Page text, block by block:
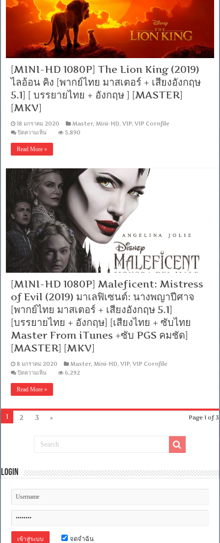
โลก
[พากย์
ไทย
มาสเตอร์
+
เสียง
DTS]
[บรรยาย
ไทย
+
+
ซับ
ไทย
Master
+ซับ
PGS
คม
ชัด]
[MKV]
[MINI-HD 1080P] The Lion King (2019)
ไลอ้อน คิง [พากย์ไทย มาสเตอร์ + เสียงอังกฤษ
5.1] [ บรรยายไทย + อังกฤษ ] [MASTER]
[MKV]
18 มกราคม 2020 Master,Mini-HD,VIP,VIP Cornfile
ปิดความเห็นบน
1080P]
Lion
King
(2019)
ไล
อ้อน
คิง
[พากย์
ไทย
มาสเตอร์
เสียง
อังกฤษ
5.1]
[
บรรยาย
ไทย
+
]
[MASTER]
[MKV]
5,890
Read More »
[MINI-HD 1080P] Maleficent: Mistress
of Evil (2019) มาเลฟิเซนต์: นางพญาปีศาจ
[พากย์ไทย มาสเตอร์ + เสียงอังกฤษ 5.1]
[บรรยายไทย + อังกฤษ] [เสียงไทย + ซับไทย
Master From iTunes +ซับ PGS คมชัด]
[MASTER] [MKV]
8 มกราคม 2020 Master,Mini-HD,VIP,VIP Cornfile
ปิดความเห็นบน
1080P]
Mistress
Evil
ฟิ
ปีศาจ
ไทย
5.1]
[บรรยาย
6,292
Read More »
Page 1 of 3
1 2 3 »
Login
จดจำฉัน